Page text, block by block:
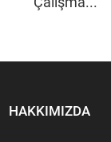
HAKKIMIZDA